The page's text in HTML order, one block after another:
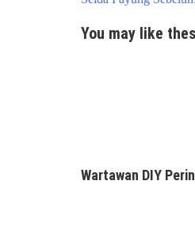
You may like
Wartawan DIY